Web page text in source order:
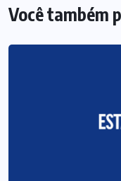
Você também